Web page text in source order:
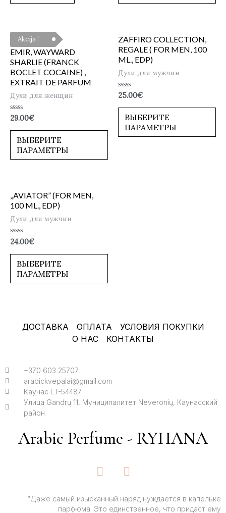
Akcija !
EMIR, WAYWARD
SHARLIE (FRANCK
BOCLET COCAINE) ,
EXTRAIT DE PARFUM
Духи для женщин
Оценка
из
29.00€
ВЫБЕРИТЕ
ПАРАМЕТРЫ
ZAFFIRO COLLECTION,
REGALE ( FOR MEN, 100
ML., EDP)
Духи для мужчин
Оценка
из
25.00€
ВЫБЕРИТЕ
ПАРАМЕТРЫ
,,AVIATOR” (FOR MEN,
100 ML., EDP)
Духи для мужчин
Оценка
0
из
24.00€
ВЫБЕРИТЕ
ПАРАМЕТРЫ
ДОСТАВКА ОПЛАТА
УСЛОВИЯ ПОКУПКИ
О НАС
КОНТАКТЫ
+370 603 25707
arabickvepalai@gmail.com
Каунас LT-54487
Улица Gandrų 11, Муниципалитет Neveronių, Каунасский
район
Arabic Perfume - RYHANA
F
a
e
I
n
t
“Даже самый изысканный наряд нуждается в капельке
парфюма. Это единственное, что придаст ему